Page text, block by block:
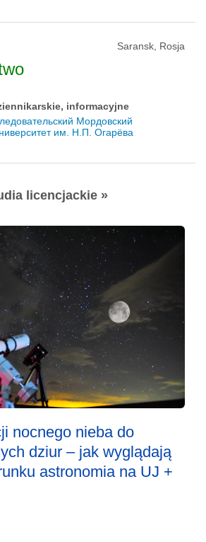
Saransk, Rosja
informacyjne
Мордовский
им. Н.П. Огарёва
licencjackie »
nocnego nieba do
dziur – jak wyglądają
astronomia na UJ +